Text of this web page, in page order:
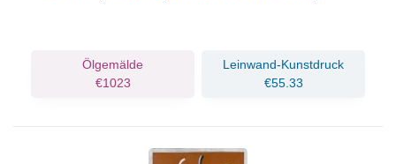
Ölgemälde
€1023
Leinwand-Kunstdruck
€55.33